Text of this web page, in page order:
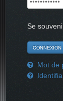
Se
Mot de